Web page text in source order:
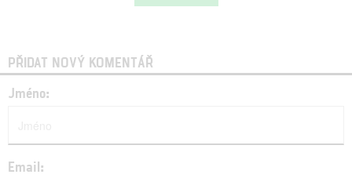
PŘIDAT NOVÝ KOMENTÁŘ
Jméno:
Email: